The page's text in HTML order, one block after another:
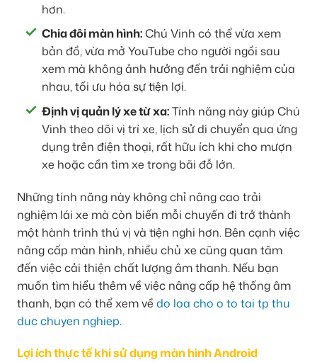
hơn.
Chia đôi màn hình:Chú Vinh có thể vừa xem
bản đồ, vừa mở YouTube cho người ngồi sau
xem mà không ảnh hưởng đến trải nghiệm của
nhau, tối ưu hóa sự tiện lợi.
Định vị quản lý xe từ xa:Tính năng này giúp Chú
Vinh theo dõi vị trí xe, lịch sử di chuyển qua ứng
dụng trên điện thoại, rất hữu ích khi cho mượn
xe hoặc cần tìm xe trong bãi đỗ lớn.
Những tính năng này không chỉ nâng cao trải
nghiệm lái xe mà còn biến mỗi chuyến đi trở thành
một hành trình thú vị và tiện nghi hơn. Bên cạnh việc
nâng cấp màn hình, nhiều chủ xe cũng quan tâm
đến việc cải thiện chất lượng âm thanh. Nếu bạn
muốn tìm hiểu thêm về việc nâng cấp hệ thống âm
thanh, bạn có thể xem về do loa cho o to tai tp thu
duc chuyen nghiep.
Lợi ích thực tế khi sử dụng màn hình Android